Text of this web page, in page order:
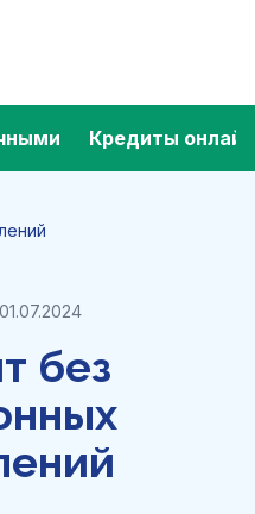
Кредиты онлайн
без